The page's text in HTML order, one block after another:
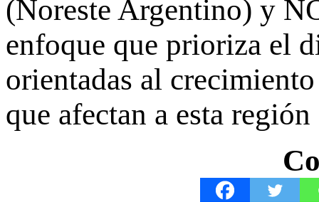
(Noreste Argentino) y
enfoque que prioriza el
orientadas al
que afectan a esta